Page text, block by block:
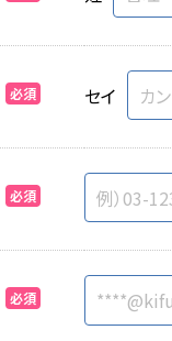
必須 セイ
必須
必須